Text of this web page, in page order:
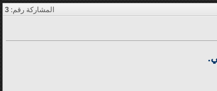
المشاركة رقم: 3